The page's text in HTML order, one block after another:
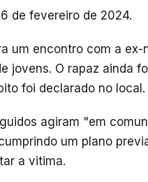
de fevereiro de 2024.
um encontro com a ex-
jovens. O rapaz ainda
foi declarado no local.
agiram "em
um plano
a vitima.